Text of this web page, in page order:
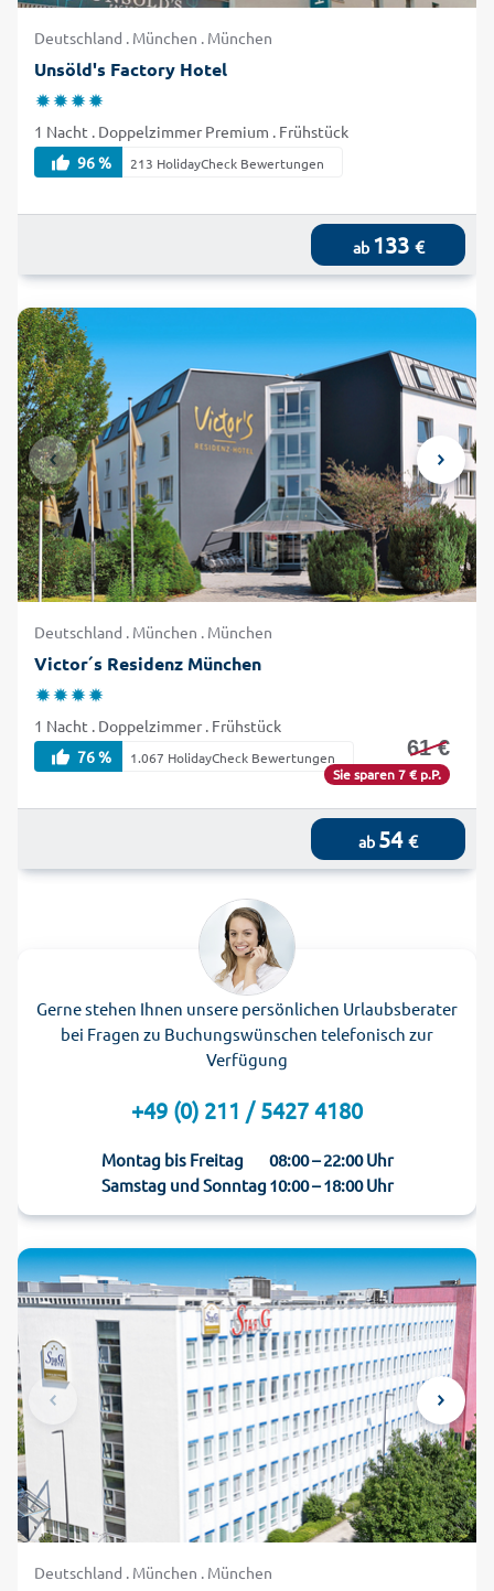
Deutschland . München . München
Unsöld's Factory Hotel
1 Nacht . Doppelzimmer Premium . Frühstück
96 %
213 HolidayCheck Bewertungen
ab 133 €
Deutschland . München . München
Victor´s Residenz München
1 Nacht . Doppelzimmer . Frühstück
76 %
1.067 HolidayCheck Bewertungen 61 €
Sie sparen 7 € p.P.
ab 54 €
Gerne stehen Ihnen unsere persönlichen Urlaubsberater
bei Fragen zu Buchungswünschen telefonisch zur
Verfügung
+49 (0) 211 / 5427 4180
Montag bis Freitag
08:00 – 22:00 Uhr
Samstag und Sonntag10:00 – 18:00 Uhr
Deutschland . München . München